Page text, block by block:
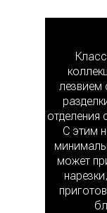
лезвием
отделения
С этим
может